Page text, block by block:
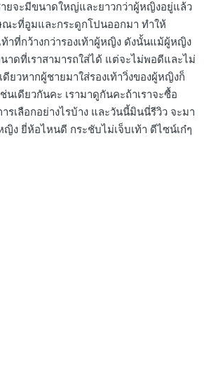
ายจะมีขนาดใหญ่และยาวกว่าผู้หญิงอยู่แล้ว
ณะที่อูมและกระดูกโปนออกมา ทำให้
ท้าที่กว้างกว่ารองเท้าผู้หญิง ดังนั้นแม้ผู้หญิง
าดที่เราสามารถใส่ได้ แต่จะไม่พอดีและไม่
ดียวหากผู้ชายมาใส่รองเท้าวิ่งของผู้หญิงก็
นเดียวกันคะ เรามาดูกันคะถ้าเราจะซื้อ
ารเลือกอย่างไรบ้าง และวันนี้มินนี่รีวิว จะมา
ญิง ยี่ห้อไหนดี กระชับไม่เจ็บเท้า ดีไซน์เก๋ๆ